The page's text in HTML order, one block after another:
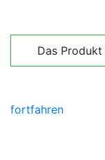
Das
fortfahren